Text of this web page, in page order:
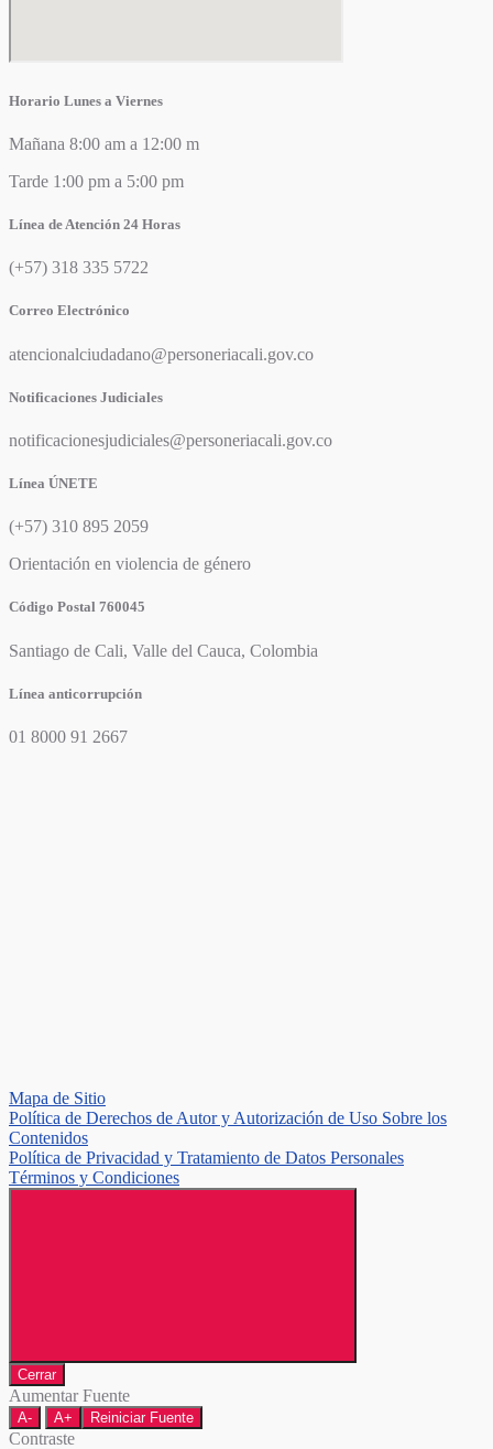
Horario Lunes a Viernes
Mañana 8:00 am a 12:00 m
Tarde 1:00 pm a 5:00 pm
Línea de Atención 24 Horas
(+57) 318 335 5722
Correo Electrónico
atencionalciudadano@personeriacali.gov.co
Notificaciones Judiciales
notificacionesjudiciales@personeriacali.gov.co
Línea ÚNETE
(+57) 310 895 2059
Orientación en violencia de género
Código Postal 760045
Santiago de Cali, Valle del Cauca, Colombia
Línea anticorrupción
01 8000 91 2667
Mapa de Sitio
Política de Derechos de Autor y Autorización de Uso Sobre los
Contenidos
Política de Privacidad y Tratamiento de Datos Personales
Términos y Condiciones
Cerrar
Aumentar Fuente
A- A+ Reiniciar Fuente
Contraste